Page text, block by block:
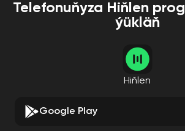
Telefonuňyza Hiňlen
ýükläň
Hiňlen
Google Play